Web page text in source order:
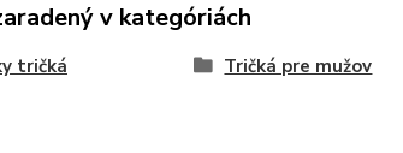
v kategóriách
tričká Tričká pre mužov